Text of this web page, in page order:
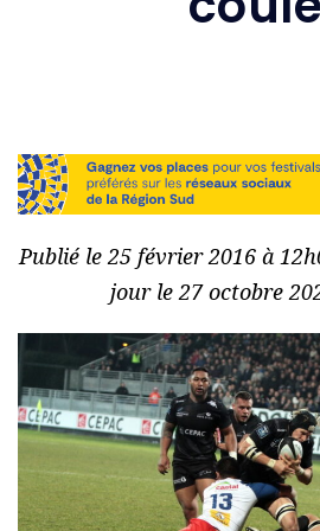
Publié le 25 février 2016 à
jour le 27 octobre